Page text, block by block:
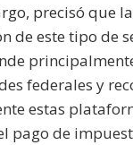
precisó que la
de este tipo de
federales y
estas
pago de